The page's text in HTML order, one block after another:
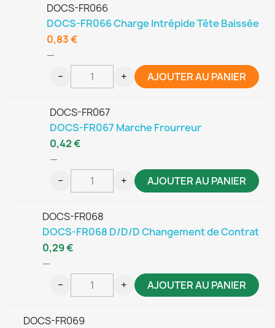
DOCS-FR066
DOCS-FR066 Charge Intrépide Tête Baissée
—
0,83 €
− + AJOUTER AU PANIER
DOCS-FR067
DOCS-FR067 Marche Frourreur
—
0,42 €
− + AJOUTER AU PANIER
DOCS-FR068
DOCS-FR068 D/D/D Changement de Contrat
—
0,29 €
− + AJOUTER AU PANIER
DOCS-FR069